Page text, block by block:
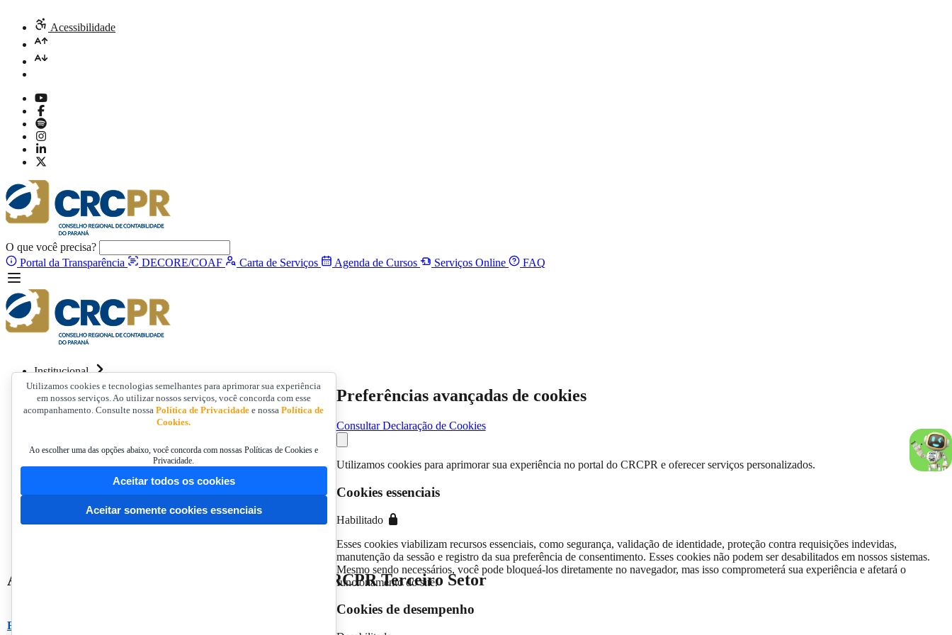
Acessibilidade
O que você precisa?
Portal da Transparência
DECORE/COAF Carta de Serviços Agenda de Cursos Serviços Online FAQ
Institucional
Governança
Profissionais
Educação Continuada
Home/
Acesse e baixe as publicações da Comissão CRCPR Terceiro Setor
E-book Tratamento contábil do voluntariado no Terceiro Setor
Utilizamos cookies e tecnologias semelhantes para aprimorar sua experiência
em nossos serviços. Ao utilizar nossos serviços, você concorda com esse
acompanhamento. Consulte nossaPolítica de Privacidade e nossaPolítica de
Cookies.
Ao escolher uma das opções abaixo, você concorda com nossas Políticas de Cookies e
Privacidade.
Aceitar todos os cookies
Aceitar somente cookies essenciais
Preferências avançadas de cookies
Consultar Declaração de Cookies
Utilizamos cookies para aprimorar sua experiência no portal do CRCPR e oferecer serviços personalizados.
Cookies essenciais
Habilitado
Esses cookies viabilizam recursos essenciais, como segurança, validação de identidade, proteção contra requisições indevidas,
manutenção da sessão e registro da sua preferência de consentimento. Esses cookies não podem ser desabilitados em nossos sistemas.
Mesmo sendo necessários, você pode bloqueá-los diretamente no navegador, mas isso comprometerá sua experiência e afetará o
funcionamento do site.
Cookies de desempenho